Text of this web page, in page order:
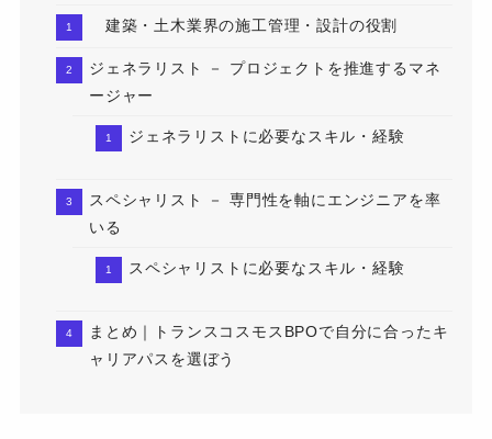
建築・土木業界の施工管理・設計の役割
ジェネラリスト － プロジェクトを推進するマネ
ージャー
ジェネラリストに必要なスキル・経験
スペシャリスト － 専門性を軸にエンジニアを率
いる
スペシャリストに必要なスキル・経験
まとめ｜トランスコスモスBPOで自分に合ったキ
ャリアパスを選ぼう